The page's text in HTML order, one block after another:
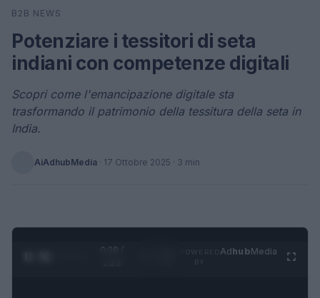
Cerca
B2B NEWS
Potenziare i tessitori di seta
indiani con competenze digitali
Scopri come l'emancipazione digitale sta
trasformando il patrimonio della tessitura della seta in
India.
AiAdhubMedia · 17 Ottobre 2025 · 3 min
0:29 /
AdhubMedia